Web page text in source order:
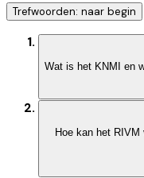
Trefwoorden: naar begin
Wat is het KNMI en
Hoe kan het